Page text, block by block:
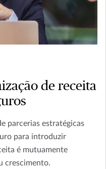
de receita
parcerias estratégicas
para introduzir
é mutuamente
crescimento.